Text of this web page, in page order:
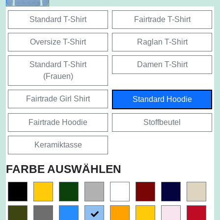
Standard T-Shirt Fairtrade T-Shirt
Oversize T-Shirt Raglan T-Shirt
Standard T-Shirt
(Frauen)
Damen T-Shirt
Fairtrade Girl Shirt Standard Hoodie
Fairtrade Hoodie Stoffbeutel
Keramiktasse
FARBE AUSWÄHLEN